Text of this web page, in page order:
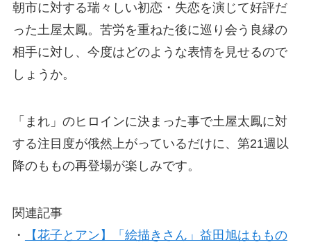
朝市に対する瑞々しい初恋・失恋を演じて好評だ
った土屋太鳳。苦労を重ねた後に巡り会う良縁の
相手に対し、今度はどのような表情を見せるので
しょうか。
「まれ」のヒロインに決まった事で土屋太鳳に対
する注目度が俄然上がっているだけに、第21週以
降のももの再登場が楽しみです。
関連記事
・
【花子とアン】「絵描きさん」益田旭はももの